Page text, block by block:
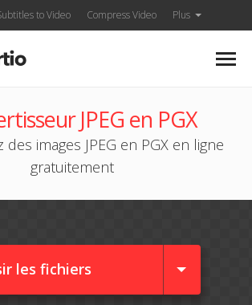
to Video Compress Video Plus
JPEG en PGX
des images JPEG en PGX en ligne
gratuitement
les fichiers